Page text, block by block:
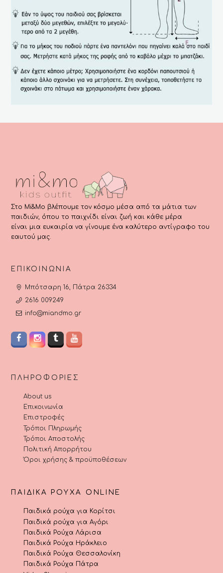
Στο Mi&Mo βλέπουμε τον κόσμο μέσα από τα μάτια των
παιδιών, όπου το παιχνίδι είναι ζωή και κάθε μέρα
είναι μια ευκαιρία να γίνουμε ένα καλύτερο αντίγραφο του
εαυτού μας.
ΕΠΙΚΟΙΝΩΝΊΑ
Μπότσαρη 16, Πάτρα 26334
2616 009249
info@miandmo.gr
ΠΛΗΡΟΦΟΡΊΕΣ
About us
Επικοινωνία
Επιστροφές
Τρόποι Πληρωμής
Τρόποι Αποστολής
Πολιτική Απορρήτου
Όροι χρήσης & προϋποθέσεων
ΠΑΙΔΙΚΆ ΡΟΎΧΑ ONLINE
Παιδικά ρούχα για Κορίτσι
Παιδικά ρούχα για Αγόρι
Παιδικά Ρούχα Λάρισα
Παιδικά Ρούχα Ηράκλειο
Παιδικά Ρούχα Θεσσαλονίκη
Παιδικά Ρούχα Πάτρα